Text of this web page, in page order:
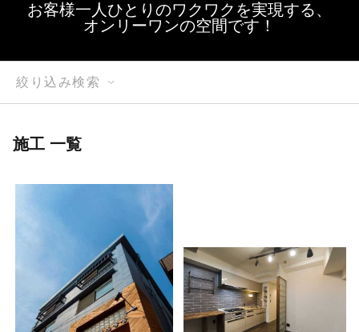
お客様一人ひとりのワクワクを実現する、
オンリーワンの空間です！
絞り込み検索
施工 一覧